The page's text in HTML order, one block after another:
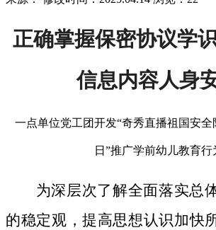
正确掌握保密协议学
信息内容人身
一点单位党工团开发“奇秀直播祖国安
日”推广学前幼儿教育行
为深层次了解全面落实总
的稳定观，提高思想认识加快